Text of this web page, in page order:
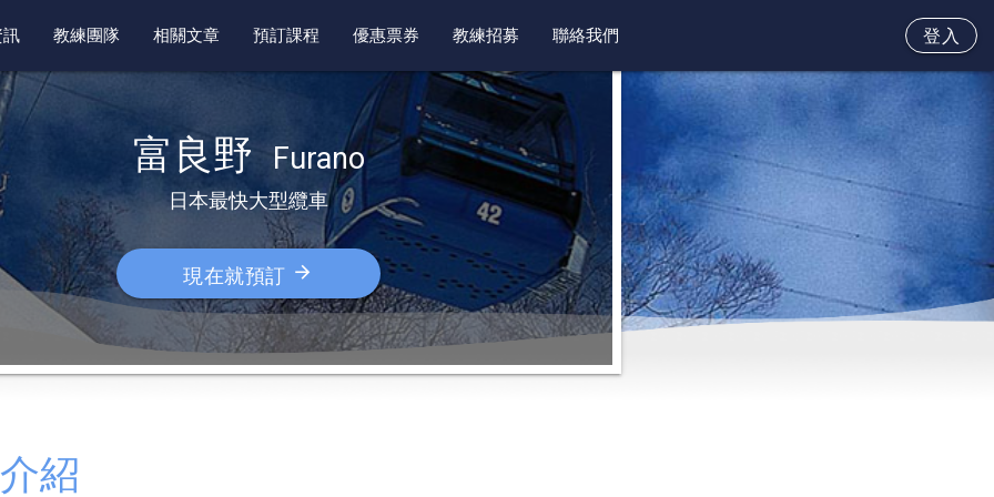
教練團隊 相關文章 預訂課程 優惠票券 教練招募 聯絡我們 登入
富良野 Furano
日本最快大型纜車
現在就預訂 arrow_forward
介紹